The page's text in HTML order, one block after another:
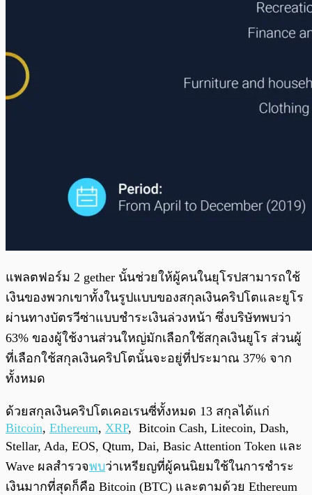
แพลตฟอร์ม 2 gether นั้นช่วยให้ผู้คนในยุโรปสามารถใช้
เงินของพวกเขาทั้งในรูปแบบของสกุลเงินคริปโตและยูโร
ผ่านทางบัตรวีซ่าแบบชำระเงินล่วงหน้า ซึ่งบริษัทพบว่า
63% ของผู้ใช้งานส่วนใหญ่มักเลือกใช้สกุลเงินยูโร ส่วนผู้
ที่เลือกใช้สกุลเงินคริปโตนั้นจะอยู่ที่ประมาณ 37% จาก
ทั้งหมด
ด้วยสกุลเงินคริปโตเคอเรนซี่ทั้งหมด 13 สกุลได้แก่
Bitcoin, Ethereum, XRP, Bitcoin Cash, Litecoin, Dash,
Stellar, Ada, EOS, Qtum, Dai, Basic Attention Token และ
Wave ผลสำรวจพบว่าเหรียญที่ผู้คนนิยมใช้ในการชำระ
เงินมากที่สุดก็คือ Bitcoin (BTC) และตามด้วย Ethereum